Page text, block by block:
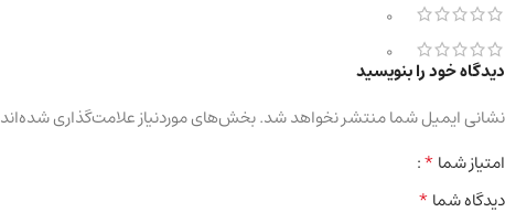
0
0
دیدگاه خود را بنویسید
نشانی ایمیل شما منتشر نخواهد شد.بخش‌های موردنیاز علامت‌گذاری شده‌اند
امتیاز شما*
دیدگاه شما*